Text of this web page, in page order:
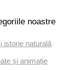
noastre
istorie naturală
și animație